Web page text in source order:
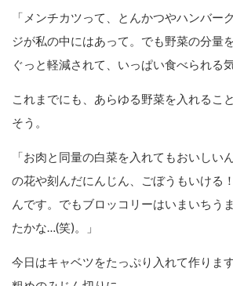
「メンチカツって、とんかつやハンバー
ジが私の中にはあって。でも野菜の分量
ぐっと軽減されて、いっぱい食べられる
これまでにも、あらゆる野菜を入れるこ
そう。
「お肉と同量の白菜を入れてもおいしい
の花や刻んだにんじん、ごぼうもいける
んです。でもブロッコリーはいまいちう
たかな…(笑)。」
今日はキャベツをたっぷり入れて作りま